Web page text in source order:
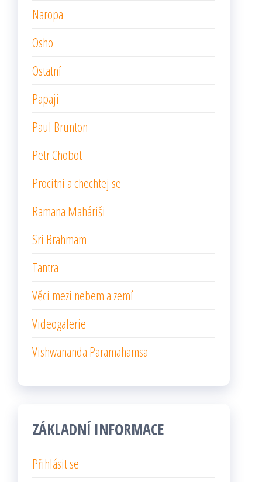
Naropa
Osho
Ostatní
Papaji
Paul Brunton
Petr Chobot
Procitni a chechtej se
Ramana Maháriši
Sri Brahmam
Tantra
Věci mezi nebem a zemí
Videogalerie
Vishwananda Paramahamsa
ZÁKLADNÍ INFORMACE
Přihlásit se